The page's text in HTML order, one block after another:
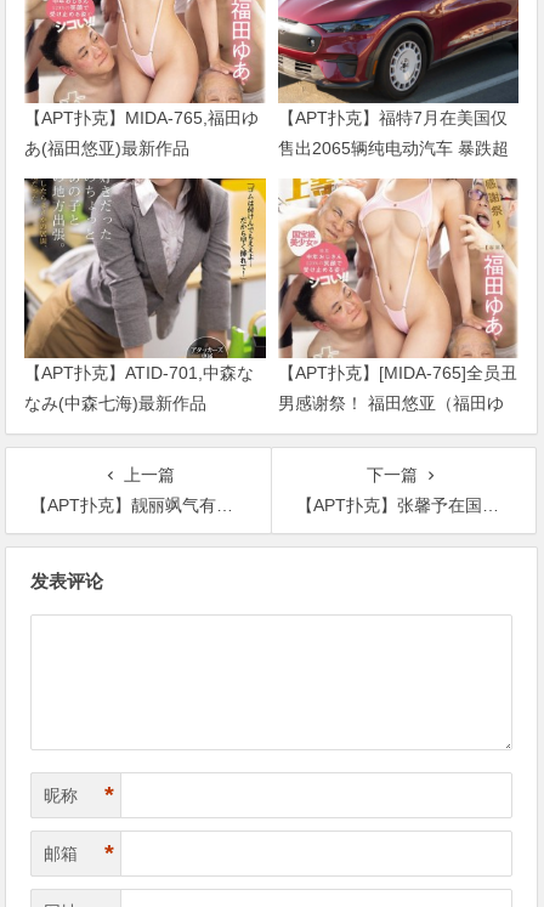
【APT扑克】MIDA-765,福田ゆ
あ(福田悠亚)最新作品
2026/09/01发布！
【APT扑克】福特7月在美国仅
售出2065辆纯电动汽车 暴跌超
七成
【APT扑克】ATID-701,中森な
なみ(中森七海)最新作品
2026/09/01发布！
【APT扑克】[MIDA-765]全员丑
男感谢祭！ 福田悠亚（福田ゆ
あ）解禁大乱交！
上一篇
【APT扑克】靓丽飒气有型时尚并存，刘亦菲手把手教你
下一篇
【APT扑克】张馨予在国外摆摊卖油画，暴露真实绘画水平
发表评论
昵称 *
邮箱 *